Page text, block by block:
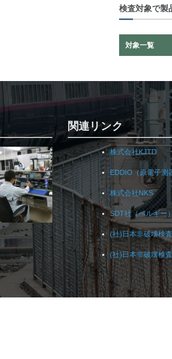
検査対象で製
対象一覧
関連リンク
株式会社KJTD
EDDIO（原電子測
株式会社NKS
SDT社（ベルギー）
(社)日本非破壊検
(社)日本非破壊検